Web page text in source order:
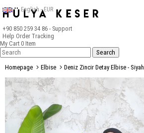
+90 850 259 34 86 - Support
Help Order Tracking
English - EUR
My Cart 0 Item
Homepage Elbise Deniz Zincir Detay Elbise - Siyah